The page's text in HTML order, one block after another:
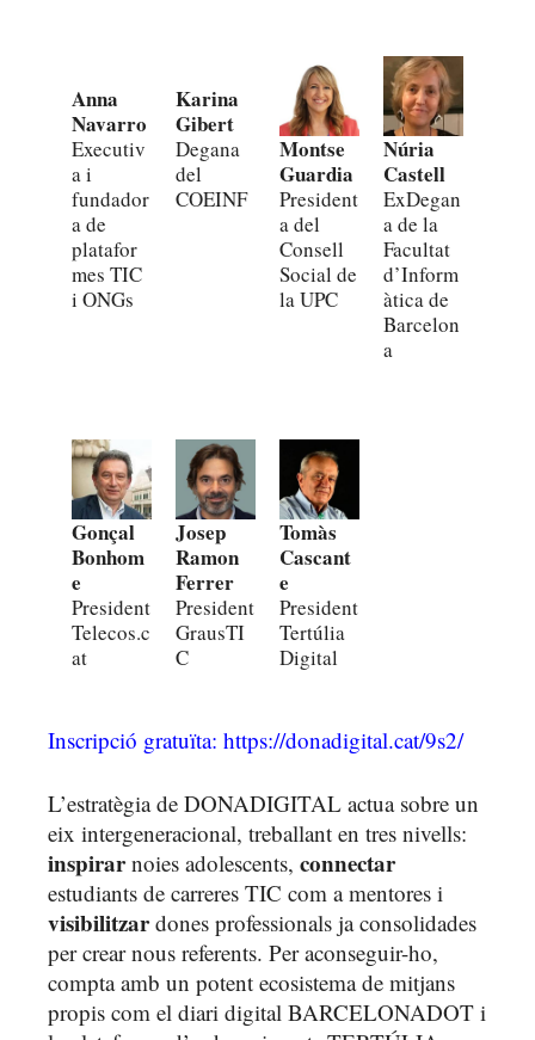
Anna
Navarro
Executiv
a i
fundador
a de
platafor
mes TIC
i ONGs
Karina
Gibert
Degana
del
COEINF
Montse
Guardia
President
a del
Consell
Social de
la UPC
Núria
Castell
ExDegan
a de la
Facultat
d’Inform
àtica de
Barcelon
a
Gonçal
Bonhom
e
President
Telecos.c
at
Josep
Ramon
Ferrer
President
GrausTI
C
Tomàs
Cascant
e
President
Tertúlia
Digital
Inscripció gratuïta: https://donadigital.cat/9s2/
L’estratègia de DONADIGITAL actua sobre un
eix intergeneracional, treballant en tres nivells:
inspirarnoies adolescents, connectar
estudiants de carreres TIC com a mentores i
visibilitzardones professionals ja consolidades
per crear nous referents. Per aconseguir-ho,
compta amb un potent ecosistema de mitjans
propis com el diari digital BARCELONADOT i